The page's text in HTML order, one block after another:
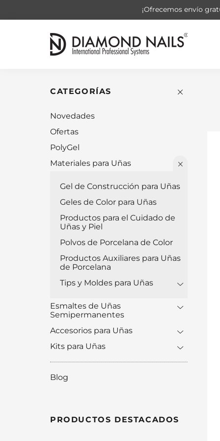
¡Ofrecemos envío
CATEGORÍAS
Novedades
Ofertas
PolyGel
Materiales para Uñas
Gel de Construcción para Uñas
Geles de Color para Uñas
Productos para el Cuidado de
Uñas y Piel
Polvos de Porcelana de Color
Productos Auxiliares para Uñas
de Porcelana
Tips y Moldes para Uñas
Esmaltes de Uñas
Semipermanentes
Accesorios para Uñas
Kits para Uñas
Blog
PRODUCTOS DESTACADOS